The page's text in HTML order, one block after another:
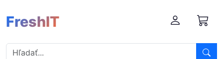
FreshIT